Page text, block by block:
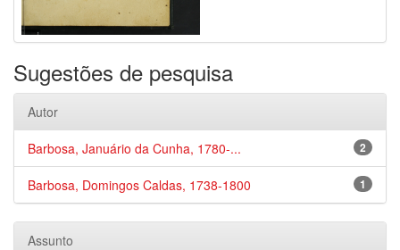
Sugestões de pesquisa
Autor
2
Barbosa, Januário da Cunha, 1780-...
1
Barbosa, Domingos Caldas, 1738-1800
Assunto